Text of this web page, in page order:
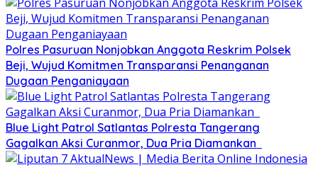
Polres Pasuruan Nonjobkan Anggota Reskrim Polsek
Beji, Wujud Komitmen Transparansi Penanganan
Dugaan Penganiayaan
Blue Light Patrol Satlantas Polresta Tangerang
Gagalkan Aksi Curanmor, Dua Pria Diamankan